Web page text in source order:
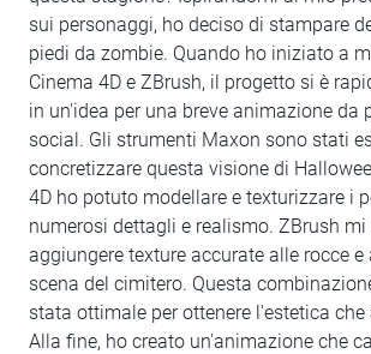
sui personaggi, ho deciso di stampare
piedi da zombie. Quando ho iniziato a
Cinema 4D e ZBrush, il progetto si è
in un'idea per una breve animazione da
social. Gli strumenti Maxon sono stati
concretizzare questa visione di
4D ho potuto modellare e texturizzare i
numerosi dettagli e realismo. ZBrush
aggiungere texture accurate alle rocce
scena del cimitero. Questa
stata ottimale per ottenere l'estetica che
Alla fine, ho creato un'animazione che